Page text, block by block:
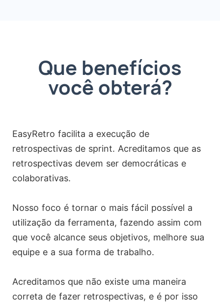
Que benefícios
você obterá?
EasyRetro facilita a execução de
retrospectivas de sprint. Acreditamos que as
retrospectivas devem ser democráticas e
colaborativas.
Nosso foco é tornar o mais fácil possível a
utilização da ferramenta, fazendo assim com
que você alcance seus objetivos, melhore sua
equipe e a sua forma de trabalho.
Acreditamos que não existe uma maneira
correta de fazer retrospectivas, e é por isso